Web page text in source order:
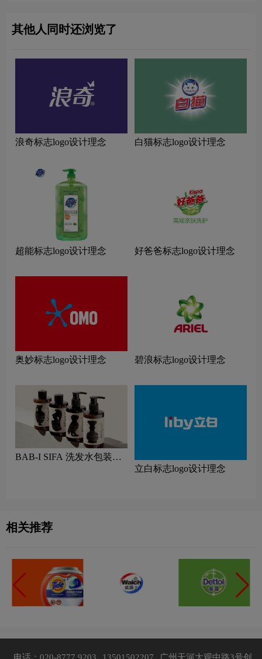
其他人同时还浏览了
浪奇标志logo设计理念 白猫标志logo设计理念
超能标志logo设计理念 好爸爸标志logo设计理念
奥妙标志logo设计理念 碧浪标志logo设计理念
BAB-I SIFA 洗发水包装设
立白标志logo设计理念
相关推荐